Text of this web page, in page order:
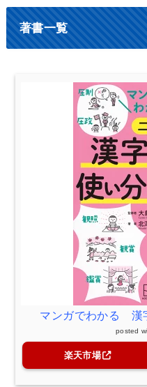
著書一覧
マンガでわかる 漢
posted
楽天市場